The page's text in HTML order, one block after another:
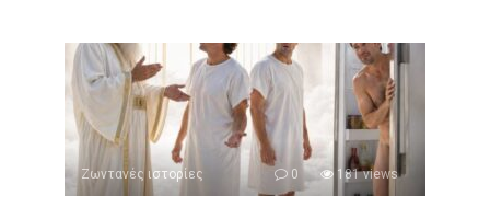
Ζωντανές ιστορίες 0 181 views